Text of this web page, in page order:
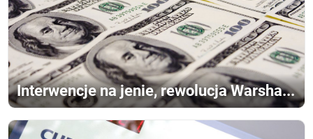
Interwencje na jenie, rewolucja Warsha...